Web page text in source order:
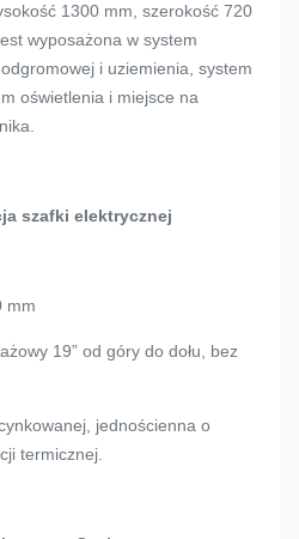
1300 mm, szerokość 720
wyposażona w system
i uziemienia, system
oświetlenia i miejsce na
szafki elektrycznej
mm
19” od góry do dołu, bez
jednościenna o
termicznej.